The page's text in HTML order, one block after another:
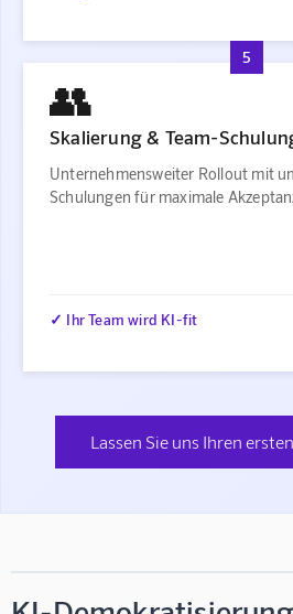
5
👥
Skalierung & Team-
Unternehmensweiter Rollout mit
Schulungen für maximale
✓ Ihr Team wird KI-fit
Lassen Sie uns Ihren